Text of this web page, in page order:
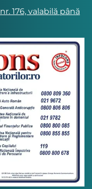
nr. 176, valabilă până